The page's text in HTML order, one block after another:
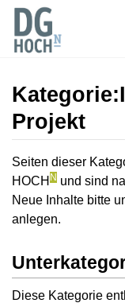
Kategorie:
Projekt
Wechseln zu:
Seiten dieser
HOCH N und sind
Neue Inhalte bitte
anlegen.
Diese Kategorie